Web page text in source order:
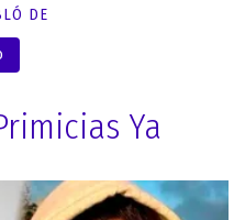
DE
Ya